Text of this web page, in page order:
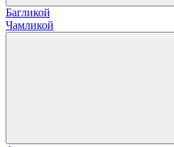
Багликой
Чамликой